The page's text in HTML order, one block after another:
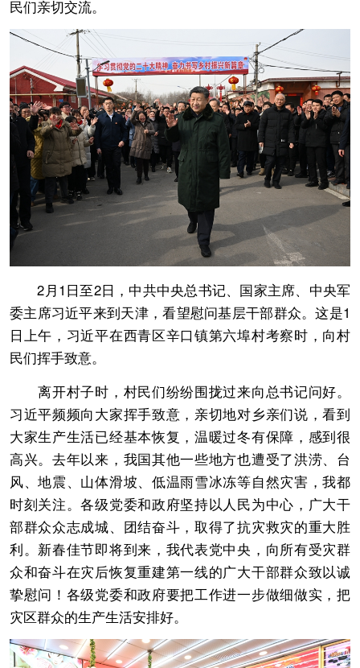
民们亲切交流。
2月1日至2日，中共中央总书记、国家主席、中央军
委主席习近平来到天津，看望慰问基层干部群众。这是1
日上午，习近平在西青区辛口镇第六埠村考察时，向村
民们挥手致意。
离开村子时，村民们纷纷围拢过来向总书记问好。
习近平频频向大家挥手致意，亲切地对乡亲们说，看到
大家生产生活已经基本恢复，温暖过冬有保障，感到很
高兴。去年以来，我国其他一些地方也遭受了洪涝、台
风、地震、山体滑坡、低温雨雪冰冻等自然灾害，我都
时刻关注。各级党委和政府坚持以人民为中心，广大干
部群众众志成城、团结奋斗，取得了抗灾救灾的重大胜
利。新春佳节即将到来，我代表党中央，向所有受灾群
众和奋斗在灾后恢复重建第一线的广大干部群众致以诚
挚慰问！各级党委和政府要把工作进一步做细做实，把
灾区群众的生产生活安排好。